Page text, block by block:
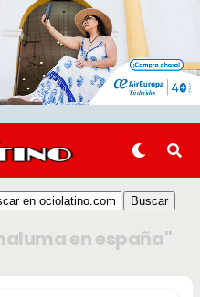
en españa"